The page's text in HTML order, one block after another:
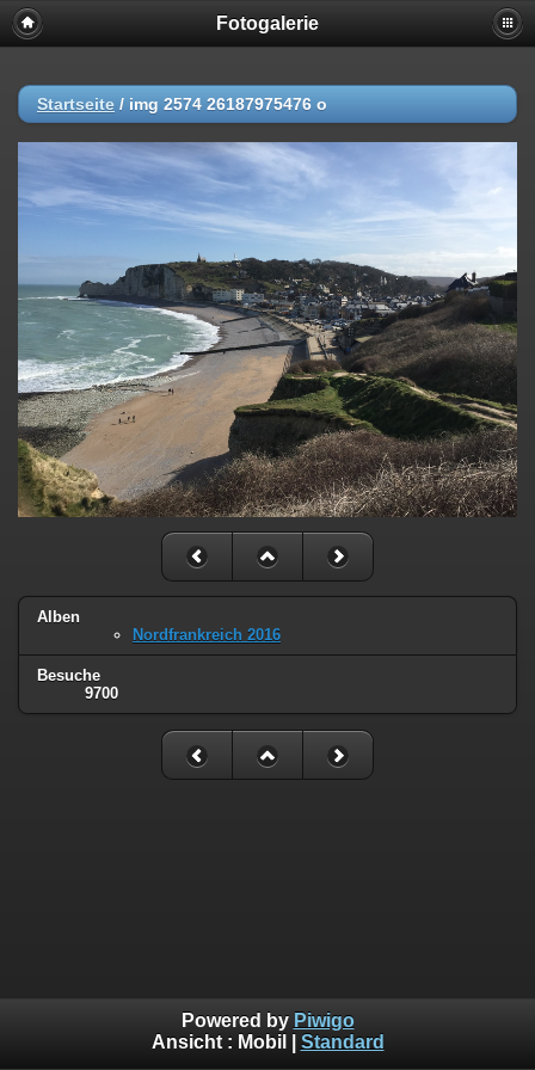
Fotogalerie
Startseite / img 2574 26187975476 o
Alben
Nordfrankreich 2016
Besuche
9700
Powered by Piwigo
Ansicht : Mobil Standard